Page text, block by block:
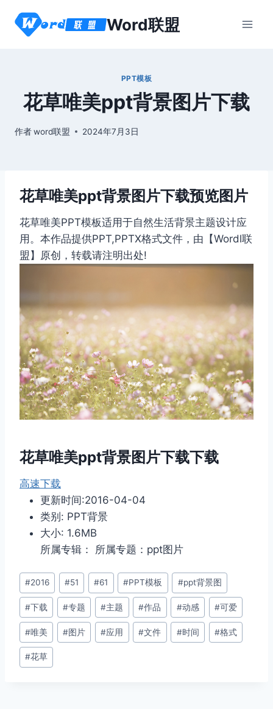
Word联盟
PPT模板
花草唯美ppt背景图片下载
作者word联盟 2024年7月3日
花草唯美ppt背景图片下载预览图片
花草唯美PPT模板适用于自然生活背景主题设计应
用。本作品提供PPT,PPTX格式文件，由【Wordl联
盟】原创，转载请注明出处!
花草唯美ppt背景图片下载下载
高速下载
更新时间:2016-04-04
类别: PPT背景
大小: 1.6MB
所属专辑： 所属专题：ppt图片
文
章
标
签：
#2016 #51 #61 #PPT模板 #ppt背景图
#下载 #专题 #主题 #作品 #动感 #可爱
#唯美 #图片 #应用 #文件 #时间 #格式
#花草